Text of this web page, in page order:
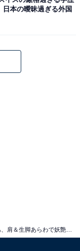
日本の曖昧過ぎる外国